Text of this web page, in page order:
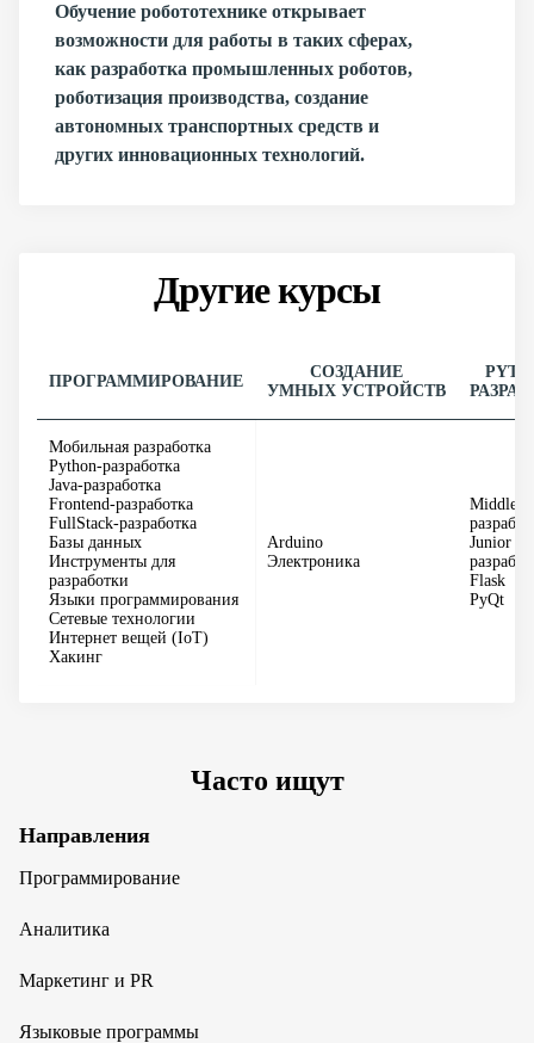
Обучение робототехнике открывает
возможности для работы в таких сферах,
как разработка промышленных роботов,
роботизация производства, создание
автономных транспортных средств и
других инновационных технологий.
Другие курсы
ПРОГРАММИРОВАНИЕ
СОЗДАНИЕ
УМНЫХ УСТРОЙСТВ
Мобильная разработка
Python-разработка
Java-разработка
Frontend-разработка
FullStack-разработка
Базы данных
Инструменты для
разработки
Языки программирования
Сетевые технологии
Интернет вещей (IoT)
Хакинг
Arduino
Электроника
Middle
Junior
Flask
PyQt
Часто ищут
Направления
Программирование
Аналитика
Маркетинг и PR
Языковые программы